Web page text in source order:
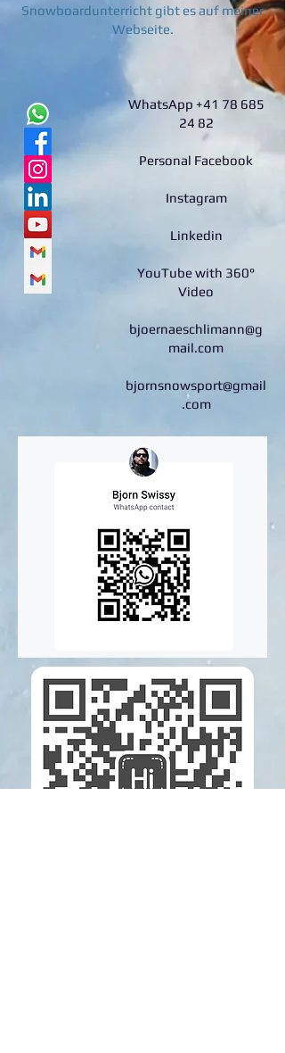
Snowboardunterricht gibt es auf meiner
Webseite.
WhatsApp +41 78 685
24 82
Personal Facebook
Instagram
Linkedin
YouTube with 360°
Video
bjoernaeschlimann@g
mail.com
bjornsnowsport@gmail
.com